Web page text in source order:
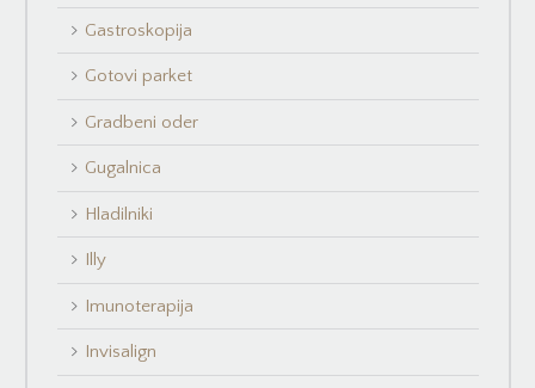
Gastroskopija
Gotovi parket
Gradbeni oder
Gugalnica
Hladilniki
Illy
Imunoterapija
Invisalign